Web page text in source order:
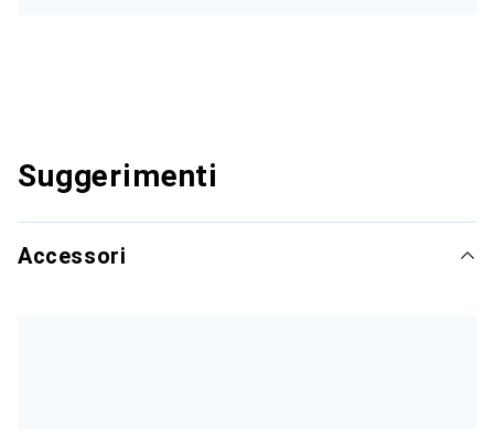
Suggerimenti
Accessori